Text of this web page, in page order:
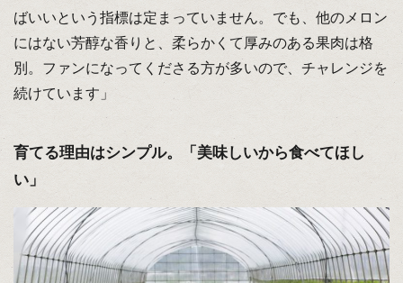
ばいいという指標は定まっていません。でも、他のメロン
にはない芳醇な香りと、柔らかくて厚みのある果肉は格
別。ファンになってくださる方が多いので、チャレンジを
続けています」
育てる理由はシンプル。「美味しいから食べてほし
い」